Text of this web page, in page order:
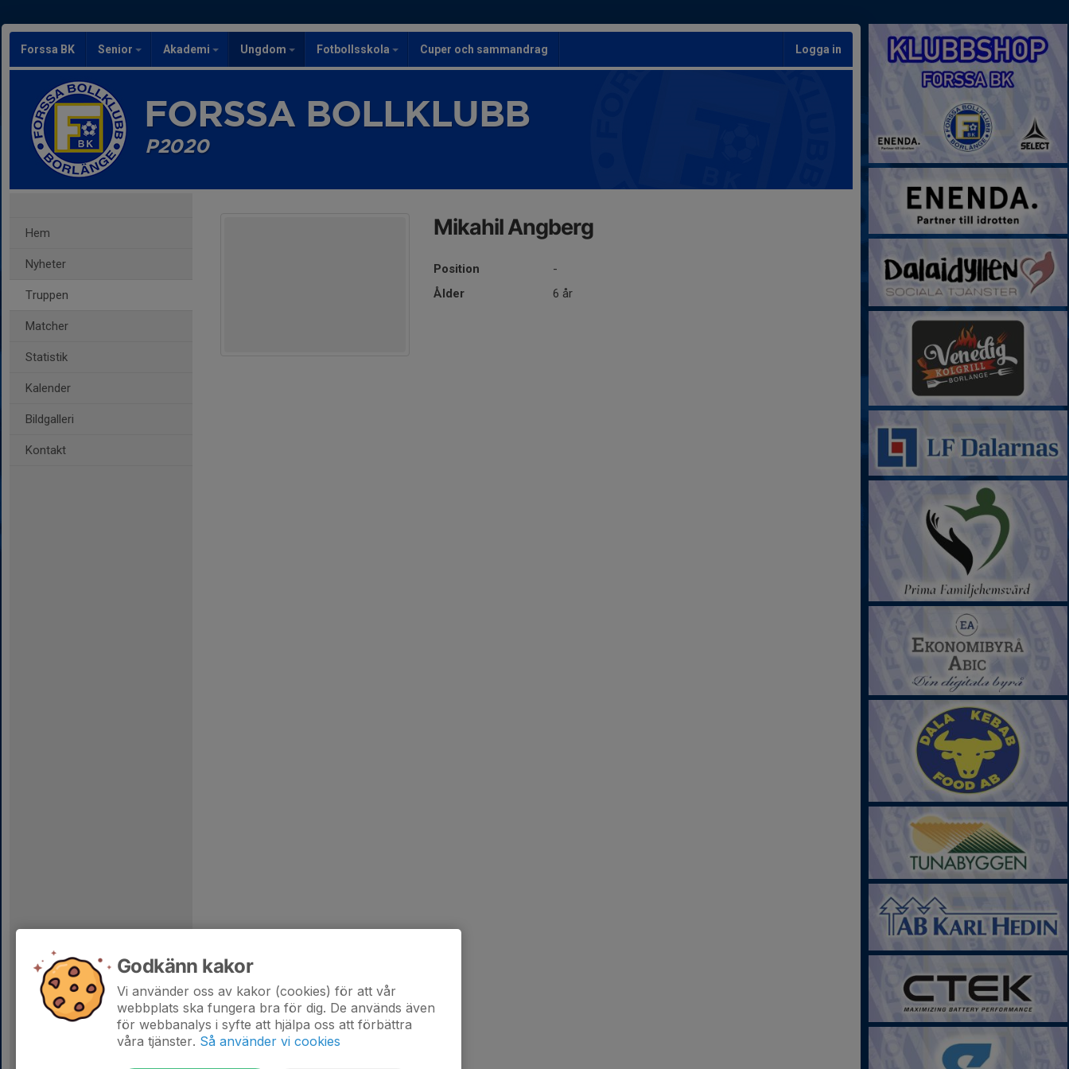
Forssa BK Senior Akademi Ungdom Fotbollsskola Cuper och sammandrag Logga in
FORSSA BOLLKLUBB
P2020
Hem
Nyheter
Truppen
Matcher
Statistik
Kalender
Bildgalleri
Kontakt
Mikahil Angberg
Position
-
Ålder
6 år
Godkänn kakor
Vi använder oss av kakor (cookies) för att vår
webbplats ska fungera bra för dig. De används även
för webbanalys i syfte att hjälpa oss att förbättra
våra tjänster. Så använder vi cookies